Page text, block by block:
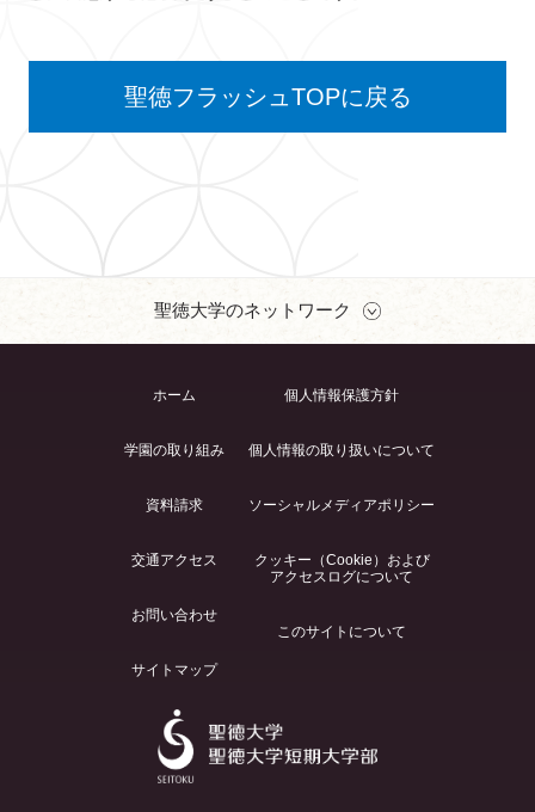
聖徳フラッシュTOPに戻る
聖徳大学のネットワーク
ホーム
学園の取り組み
資料請求
交通アクセス
お問い合わせ
サイトマップ
個人情報保護方針
個人情報の取り扱いについて
ソーシャルメディアポリシー
クッキー（Cookie）および
アクセスログについて
このサイトについて